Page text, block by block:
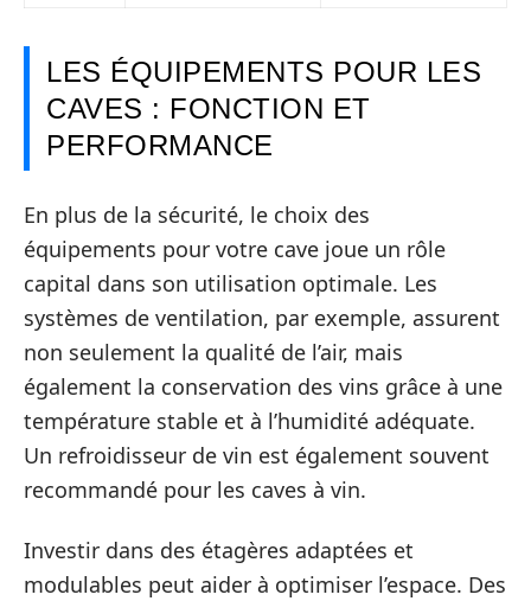
LES ÉQUIPEMENTS POUR LES
CAVES : FONCTION ET
PERFORMANCE
En plus de la sécurité, le choix des
équipements pour votre cave joue un rôle
capital dans son utilisation optimale. Les
systèmes de ventilation, par exemple, assurent
non seulement la qualité de l’air, mais
également la conservation des vins grâce à une
température stable et à l’humidité adéquate.
Un refroidisseur de vin est également souvent
recommandé pour les caves à vin.
Investir dans des étagères adaptées et
modulables peut aider à optimiser l’espace. Des